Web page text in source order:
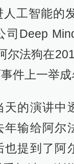
人工智能的
司Deep
尔法狗在
件上一举成
天的演讲中
年输给阿尔
也提到了阿